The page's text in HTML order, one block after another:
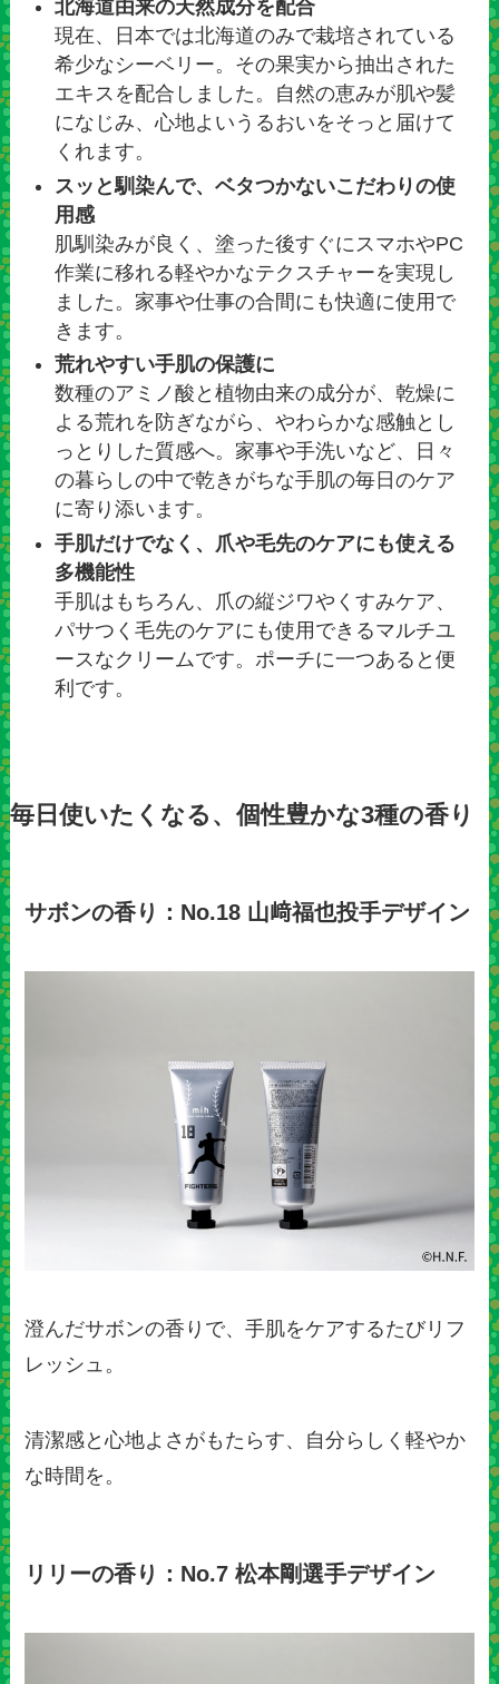
北海道由来の天然成分を配合
現在、日本では北海道のみで栽培されている
希少なシーベリー。その果実から抽出された
エキスを配合しました。自然の恵みが肌や髪
になじみ、心地よいうるおいをそっと届けて
くれます。
スッと馴染んで、ベタつかないこだわりの使
用感
肌馴染みが良く、塗った後すぐにスマホやPC
作業に移れる軽やかなテクスチャーを実現し
ました。家事や仕事の合間にも快適に使用で
きます。
荒れやすい手肌の保護に
数種のアミノ酸と植物由来の成分が、乾燥に
よる荒れを防ぎながら、やわらかな感触とし
っとりした質感へ。家事や手洗いなど、日々
の暮らしの中で乾きがちな手肌の毎日のケア
に寄り添います。
手肌だけでなく、爪や毛先のケアにも使える
多機能性
手肌はもちろん、爪の縦ジワやくすみケア、
パサつく毛先のケアにも使用できるマルチユ
ースなクリームです。ポーチに一つあると便
利です。
毎日使いたくなる、個性豊かな3種の香り
サボンの香り：No.18 山﨑福也投手デザイン
澄んだサボンの香りで、手肌をケアするたびリフ
レッシュ。
清潔感と心地よさがもたらす、自分らしく軽やか
な時間を。
リリーの香り：No.7 松本剛選手デザイン